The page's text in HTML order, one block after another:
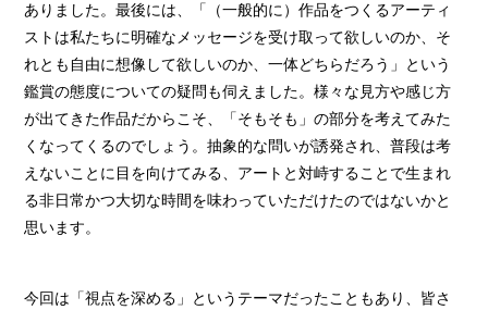
ありました。最後には、「（一般的に）作品をつくるアーティ
ストは私たちに明確なメッセージを受け取って欲しいのか、そ
れとも自由に想像して欲しいのか、一体どちらだろう」という
鑑賞の態度についての疑問も伺えました。様々な見方や感じ方
が出てきた作品だからこそ、「そもそも」の部分を考えてみた
くなってくるのでしょう。抽象的な問いが誘発され、普段は考
えないことに目を向けてみる、アートと対峙することで生まれ
る非日常かつ大切な時間を味わっていただけたのではないかと
思います。
今回は「視点を深める」というテーマだったこともあり、皆さ